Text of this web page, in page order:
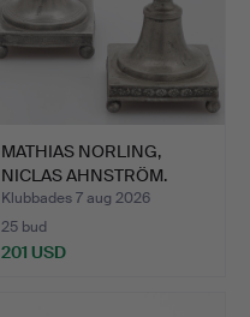
MATHIAS NORLING,
NICLAS AHNSTRÖM.
Ljusstak…
Klubbades 7 aug 2026
25 bud
201 USD